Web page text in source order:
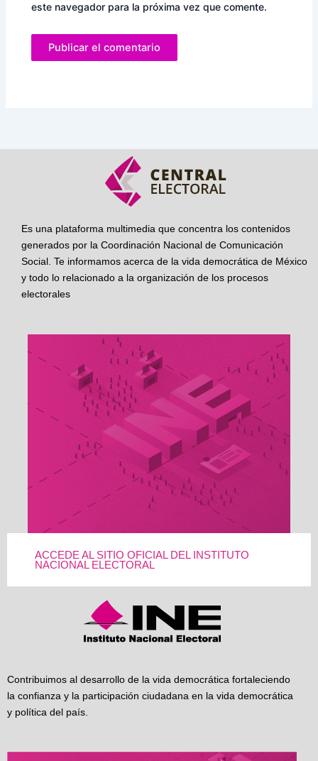
este navegador para la próxima vez que comente.
Es una plataforma multimedia que concentra los contenidos
generados por la Coordinación Nacional de Comunicación
Social. Te informamos acerca de la vida democrática de México
y todo lo relacionado a la organización de los procesos
electorales
ACCEDE AL SITIO OFICIAL DEL INSTITUTO
NACIONAL ELECTORAL
Contribuimos al desarrollo de la vida democrática fortaleciendo
la confianza y la participación ciudadana en la vida democrática
y política del país.